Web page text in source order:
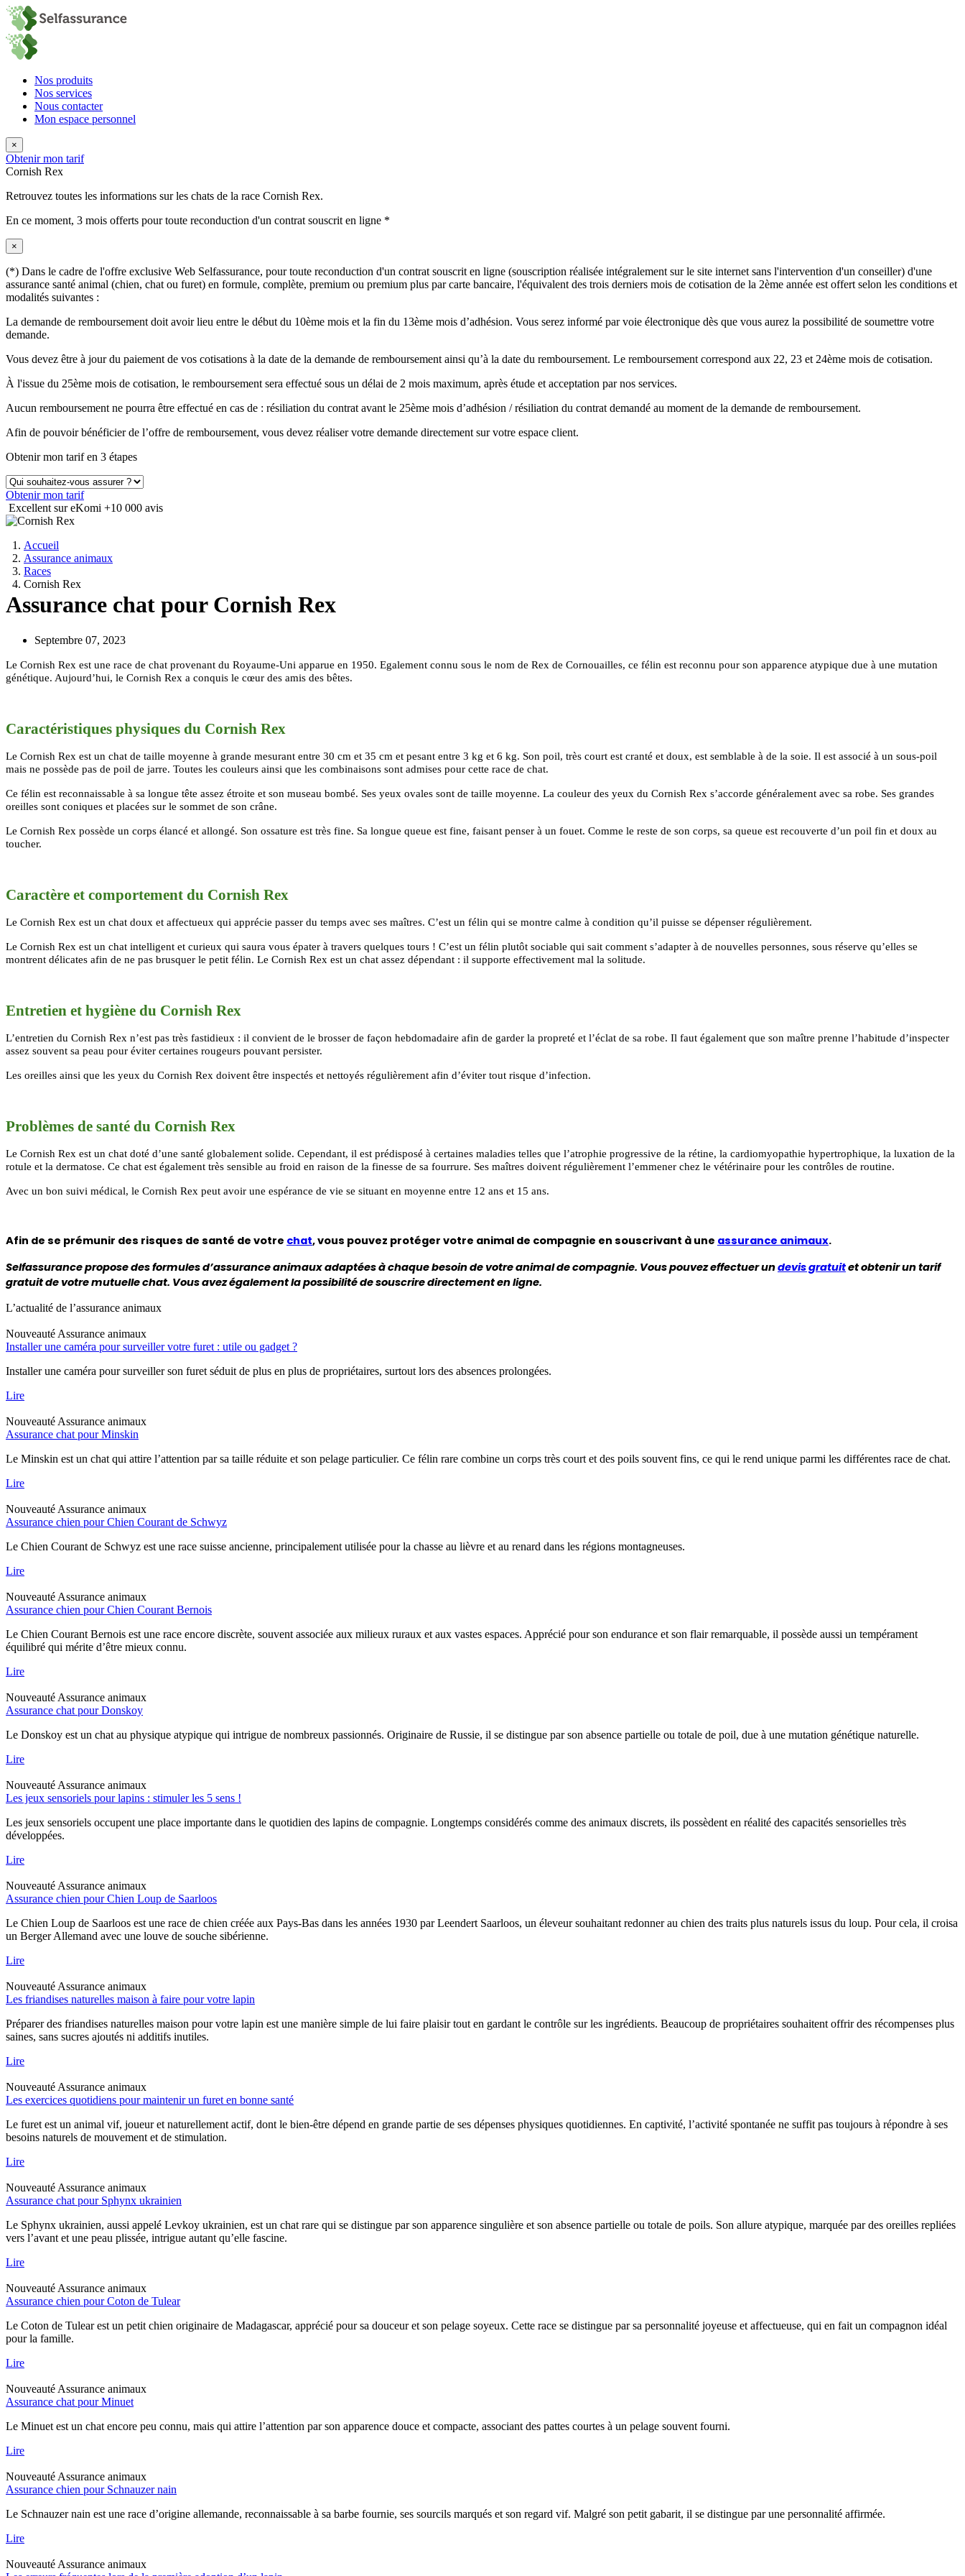
Nos produits
Nos services
Nous contacter
Mon espace personnel
×
Obtenir mon tarif
Cornish Rex
Retrouvez toutes les informations sur les chats de la race Cornish Rex.
En ce moment, 3 mois offerts pour toute reconduction d'un contrat souscrit en ligne *
×
(*) Dans le cadre de l'offre exclusive Web Selfassurance, pour toute reconduction d'un contrat souscrit en ligne (souscription réalisée intégralement sur le site internet sans l'intervention d'un conseiller) d'une
assurance santé animal (chien, chat ou furet) en formule, complète, premium ou premium plus par carte bancaire, l'équivalent des trois derniers mois de cotisation de la 2ème année est offert selon les conditions et
modalités suivantes :
La demande de remboursement doit avoir lieu entre le début du 10ème mois et la fin du 13ème mois d’adhésion. Vous serez informé par voie électronique dès que vous aurez la possibilité de soumettre votre
demande.
Vous devez être à jour du paiement de vos cotisations à la date de la demande de remboursement ainsi qu’à la date du remboursement. Le remboursement correspond aux 22, 23 et 24ème mois de cotisation.
À l'issue du 25ème mois de cotisation, le remboursement sera effectué sous un délai de 2 mois maximum, après étude et acceptation par nos services.
Aucun remboursement ne pourra être effectué en cas de : résiliation du contrat avant le 25ème mois d’adhésion / résiliation du contrat demandé au moment de la demande de remboursement.
Afin de pouvoir bénéficier de l’offre de remboursement, vous devez réaliser votre demande directement sur votre espace client.
Obtenir mon tarif en 3 étapes
Obtenir mon tarif
Excellent sur eKomi +10 000 avis
Accueil
Assurance animaux
Races
Cornish Rex
Assurance chat pour Cornish Rex
Septembre 07, 2023
Le Cornish Rex est une race de chat provenant du Royaume-Uni apparue en 1950. Egalement connu sous le nom de Rex de Cornouailles, ce félin est reconnu pour son apparence atypique due à une mutation
génétique. Aujourd’hui, le Cornish Rex a conquis le cœur des amis des bêtes.
Caractéristiques physiques du Cornish Rex
Le Cornish Rex est un chat de taille moyenne à grande mesurant entre 30 cm et 35 cm et pesant entre 3 kg et 6 kg. Son poil, très court est cranté et doux, est semblable à de la soie. Il est associé à un sous-poil
mais ne possède pas de poil de jarre. Toutes les couleurs ainsi que les combinaisons sont admises pour cette race de chat.
Ce félin est reconnaissable à sa longue tête assez étroite et son museau bombé. Ses yeux ovales sont de taille moyenne. La couleur des yeux du Cornish Rex s’accorde généralement avec sa robe. Ses grandes
oreilles sont coniques et placées sur le sommet de son crâne.
Le Cornish Rex possède un corps élancé et allongé. Son ossature est très fine. Sa longue queue est fine, faisant penser à un fouet. Comme le reste de son corps, sa queue est recouverte d’un poil fin et doux au
toucher.
Caractère et comportement du Cornish Rex
Le Cornish Rex est un chat doux et affectueux qui apprécie passer du temps avec ses maîtres. C’est un félin qui se montre calme à condition qu’il puisse se dépenser régulièrement.
Le Cornish Rex est un chat intelligent et curieux qui saura vous épater à travers quelques tours ! C’est un félin plutôt sociable qui sait comment s’adapter à de nouvelles personnes, sous réserve qu’elles se
montrent délicates afin de ne pas brusquer le petit félin. Le Cornish Rex est un chat assez dépendant : il supporte effectivement mal la solitude.
Entretien et hygiène du Cornish Rex
L’entretien du Cornish Rex n’est pas très fastidieux : il convient de le brosser de façon hebdomadaire afin de garder la propreté et l’éclat de sa robe. Il faut également que son maître prenne l’habitude d’inspecter
assez souvent sa peau pour éviter certaines rougeurs pouvant persister.
Les oreilles ainsi que les yeux du Cornish Rex doivent être inspectés et nettoyés régulièrement afin d’éviter tout risque d’infection.
Problèmes de santé du Cornish Rex
Le Cornish Rex est un chat doté d’une santé globalement solide. Cependant, il est prédisposé à certaines maladies telles que l’atrophie progressive de la rétine, la cardiomyopathie hypertrophique, la luxation de la
rotule et la dermatose. Ce chat est également très sensible au froid en raison de la finesse de sa fourrure. Ses maîtres doivent régulièrement l’emmener chez le vétérinaire pour les contrôles de routine.
Avec un bon suivi médical, le Cornish Rex peut avoir une espérance de vie se situant en moyenne entre 12 ans et 15 ans.
Afin de se prémunir des risques de santé de votre chat, vous pouvez protéger votre animal de compagnie en souscrivant à une assurance animaux.
Selfassurance propose des formules d’assurance animaux adaptées à chaque besoin de votre animal de compagnie. Vous pouvez effectuer undevis gratuitet obtenir un tarif
gratuit de votre mutuelle chat. Vous avez également la possibilité de souscrire directement en ligne.
L’actualité de l’assurance animaux
Nouveauté Assurance animaux
Installer une caméra pour surveiller votre furet : utile ou gadget ?
Installer une caméra pour surveiller son furet séduit de plus en plus de propriétaires, surtout lors des absences prolongées.
Lire
Nouveauté Assurance animaux
Assurance chat pour Minskin
Le Minskin est un chat qui attire l’attention par sa taille réduite et son pelage particulier. Ce félin rare combine un corps très court et des poils souvent fins, ce qui le rend unique parmi les différentes race de chat.
Lire
Nouveauté Assurance animaux
Assurance chien pour Chien Courant de Schwyz
Le Chien Courant de Schwyz est une race suisse ancienne, principalement utilisée pour la chasse au lièvre et au renard dans les régions montagneuses.
Lire
Nouveauté Assurance animaux
Assurance chien pour Chien Courant Bernois
Le Chien Courant Bernois est une race encore discrète, souvent associée aux milieux ruraux et aux vastes espaces. Apprécié pour son endurance et son flair remarquable, il possède aussi un tempérament
équilibré qui mérite d’être mieux connu.
Lire
Nouveauté Assurance animaux
Assurance chat pour Donskoy
Le Donskoy est un chat au physique atypique qui intrigue de nombreux passionnés. Originaire de Russie, il se distingue par son absence partielle ou totale de poil, due à une mutation génétique naturelle.
Lire
Nouveauté Assurance animaux
Les jeux sensoriels pour lapins : stimuler les 5 sens !
Les jeux sensoriels occupent une place importante dans le quotidien des lapins de compagnie. Longtemps considérés comme des animaux discrets, ils possèdent en réalité des capacités sensorielles très
développées.
Lire
Nouveauté Assurance animaux
Assurance chien pour Chien Loup de Saarloos
Le Chien Loup de Saarloos est une race de chien créée aux Pays-Bas dans les années 1930 par Leendert Saarloos, un éleveur souhaitant redonner au chien des traits plus naturels issus du loup. Pour cela, il croisa
un Berger Allemand avec une louve de souche sibérienne.
Lire
Nouveauté Assurance animaux
Les friandises naturelles maison à faire pour votre lapin
Préparer des friandises naturelles maison pour votre lapin est une manière simple de lui faire plaisir tout en gardant le contrôle sur les ingrédients. Beaucoup de propriétaires souhaitent offrir des récompenses plus
saines, sans sucres ajoutés ni additifs inutiles.
Lire
Nouveauté Assurance animaux
Les exercices quotidiens pour maintenir un furet en bonne santé
Le furet est un animal vif, joueur et naturellement actif, dont le bien-être dépend en grande partie de ses dépenses physiques quotidiennes. En captivité, l’activité spontanée ne suffit pas toujours à répondre à ses
besoins naturels de mouvement et de stimulation.
Lire
Nouveauté Assurance animaux
Assurance chat pour Sphynx ukrainien
Le Sphynx ukrainien, aussi appelé Levkoy ukrainien, est un chat rare qui se distingue par son apparence singulière et son absence partielle ou totale de poils. Son allure atypique, marquée par des oreilles repliées
vers l’avant et une peau plissée, intrigue autant qu’elle fascine.
Lire
Nouveauté Assurance animaux
Assurance chien pour Coton de Tulear
Le Coton de Tulear est un petit chien originaire de Madagascar, apprécié pour sa douceur et son pelage soyeux. Cette race se distingue par sa personnalité joyeuse et affectueuse, qui en fait un compagnon idéal
pour la famille.
Lire
Nouveauté Assurance animaux
Assurance chat pour Minuet
Le Minuet est un chat encore peu connu, mais qui attire l’attention par son apparence douce et compacte, associant des pattes courtes à un pelage souvent fourni.
Lire
Nouveauté Assurance animaux
Assurance chien pour Schnauzer nain
Le Schnauzer nain est une race d’origine allemande, reconnaissable à sa barbe fournie, ses sourcils marqués et son regard vif. Malgré son petit gabarit, il se distingue par une personnalité affirmée.
Lire
Nouveauté Assurance animaux